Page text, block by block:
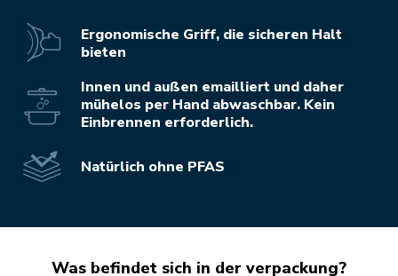
Ergonomische Griff, die sicheren Halt
bieten
Innen und außen emailliert und daher
mühelos per Hand abwaschbar. Kein
Einbrennen erforderlich.
Natürlich ohne PFAS
Was befindet sich in der verpackung?